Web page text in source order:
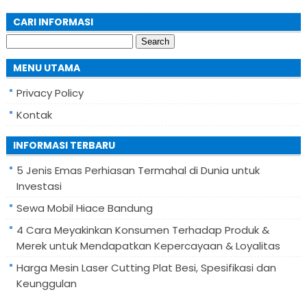
CARI INFORMASI
for:
MENU UTAMA
Privacy Policy
Kontak
INFORMASI TERBARU
5 Jenis Emas Perhiasan Termahal di Dunia untuk
Investasi
Sewa Mobil Hiace Bandung
4 Cara Meyakinkan Konsumen Terhadap Produk &
Merek untuk Mendapatkan Kepercayaan & Loyalitas
Harga Mesin Laser Cutting Plat Besi, Spesifikasi dan
Keunggulan